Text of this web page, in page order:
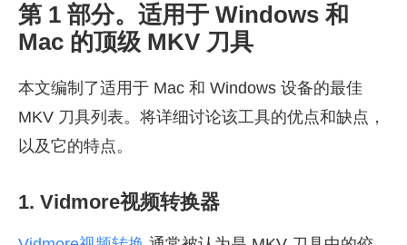
第 1 部分。适用于 Windows 和
Mac 的顶级 MKV 刀具
本文编制了适用于 Mac 和 Windows 设备的最佳
MKV 刀具列表。将详细讨论该工具的优点和缺点，
以及它的特点。
1. Vidmore视频转换器